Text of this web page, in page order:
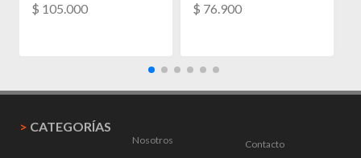
$ 105.000 $ 76.900
> CATEGORÍAS
Nosotros Contacto